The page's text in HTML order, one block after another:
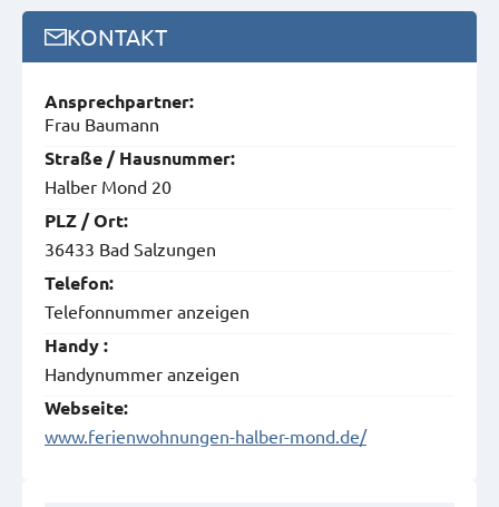
KONTAKT
Ansprech­partner:
Frau Baumann
Straße / Hausnummer:
Halber Mond 20
PLZ / Ort:
36433 Bad Salzungen
Telefon:
Telefonnummer anzeigen
Handy :
Handynummer anzeigen
Webseite:
www.ferienwohnungen-halber-mond.de/